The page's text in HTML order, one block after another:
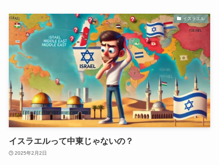
イスラエル
イスラエルって中東じゃないの？
2025年2月2日